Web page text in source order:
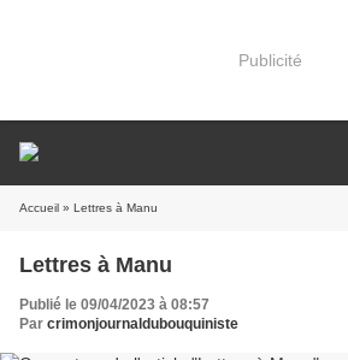
Publicité
Accueil » Lettres à Manu
Lettres à Manu
Publié le 09/04/2023 à 08:57
Par crimonjournaldubouquiniste